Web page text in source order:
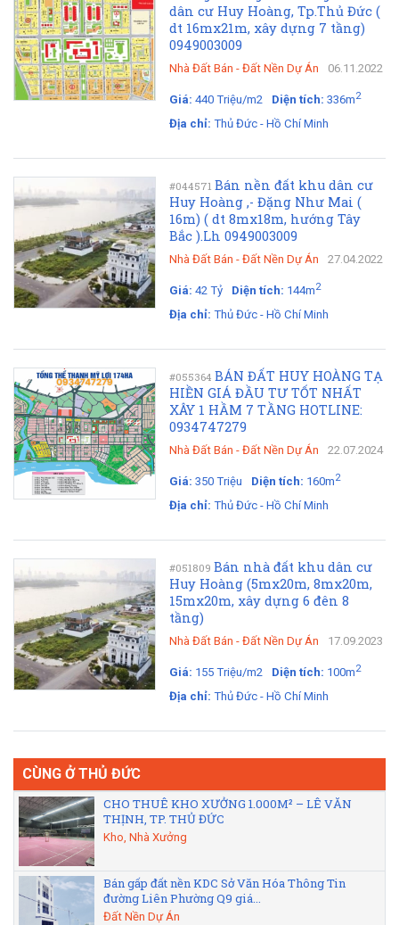
dân cư Huy Hoàng, Tp.Thủ Đức (
dt 16mx21m, xây dựng 7 tầng)
0949003009
Nhà Đất Bán - Đất Nền Dự Án 06.11.2022
Giá: 440 Triệu/m2 Diện tích: 336m2
Địa chỉ: Thủ Đức - Hồ Chí Minh
#044571 Bán nền đất khu dân cư
Huy Hoàng ,- Đặng Như Mai (
16m) ( dt 8mx18m, hướng Tây
Bắc ).Lh 0949003009
Nhà Đất Bán - Đất Nền Dự Án 27.04.2022
Giá: 42 Tỷ Diện tích: 144m2
Địa chỉ: Thủ Đức - Hồ Chí Minh
#055364 BÁN ĐẤT HUY HOÀNG TẠ
HIỀN GIÁ ĐẦU TƯ TỐT NHẤT
XÂY 1 HẦM 7 TẦNG HOTLINE:
0934747279
Nhà Đất Bán - Đất Nền Dự Án 22.07.2024
Giá: 350 Triệu Diện tích: 160m2
Địa chỉ: Thủ Đức - Hồ Chí Minh
#051809 Bán nhà đất khu dân cư
Huy Hoàng (5mx20m, 8mx20m,
15mx20m, xây dựng 6 đên 8
tầng)
Nhà Đất Bán - Đất Nền Dự Án 17.09.2023
Giá: 155 Triệu/m2 Diện tích: 100m2
Địa chỉ: Thủ Đức - Hồ Chí Minh
CÙNG Ở THỦ ĐỨC
CHO THUÊ KHO XƯỞNG 1.000M² – LÊ VĂN
THỊNH, TP. THỦ ĐỨC
Kho, Nhà Xưởng
Bán gấp đất nền KDC Sở Văn Hóa Thông Tin
đường Liên Phường Q9 giá...
Đất Nền Dự Án